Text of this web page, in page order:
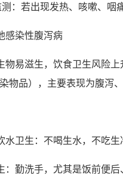
：若出现发热、咳嗽、咽
感染性腹泻病
物易滋生，饮食卫生风险
物品），主要表现为腹泻
水卫生：不喝生水，不吃
：勤洗手，尤其是饭前便